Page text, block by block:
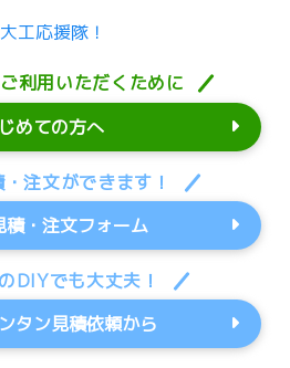
工応援隊！
利用いただくために
めての方へ
注文ができます！
積・注文フォーム
DIYでも大丈夫！
タン見積依頼から